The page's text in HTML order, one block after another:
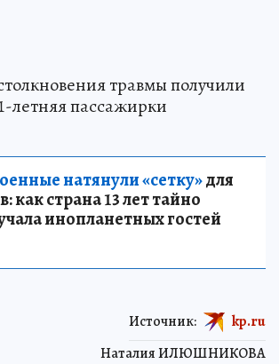
травмы получили
летняя пассажирки
натянули «сетку»для
как страна 13 лет тайно
инопланетных гостей
Наталия ИЛЮШНИКОВА
Источник: kp.ru